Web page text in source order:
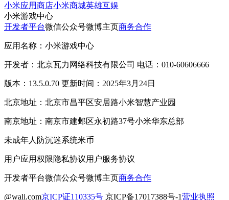
小米应用商店小米商城英雄互娱
小米游戏中心
开发者平台微信公众号微博主页商务合作
应用名称：小米游戏中心
开发者：北京瓦力网络科技有限公司 电话：010-60606666
版本：13.5.0.70 更新时间：2025年3月24日
北京地址：北京市昌平区安居路小米智慧产业园
南京地址：南京市建邺区永初路37号小米华东总部
未成年人防沉迷系统米币
用户应用权限隐私协议用户服务协议
开发者平台微信公众号微博主页商务合作
@wali.com京ICP证110335号 京ICP备17017388号-1营业执照